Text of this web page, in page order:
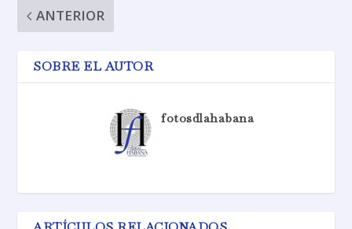
ANTERIOR
SOBRE EL AUTOR
fotosdlahabana